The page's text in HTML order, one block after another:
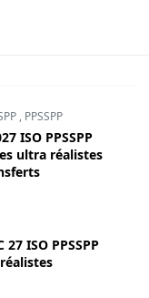
, PPSSPP
ISO PPSSPP
ultra réalistes
ISO PPSSPP